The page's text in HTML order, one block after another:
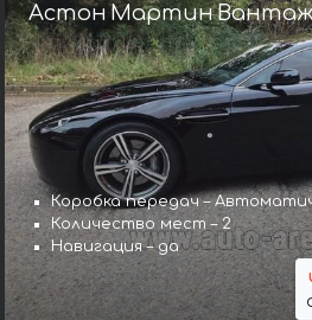
Астон Мартин Вантаж
Коробка передач –
Количество мест – 2
Навигация – да